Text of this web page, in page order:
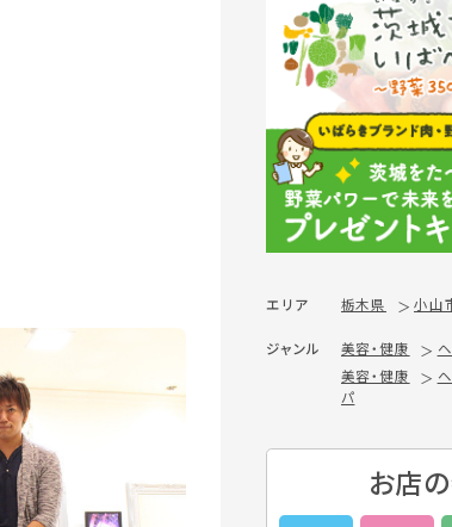
エリア 栃木県 小山
ジャンル 美容・健康
美容・健康
パ
お店